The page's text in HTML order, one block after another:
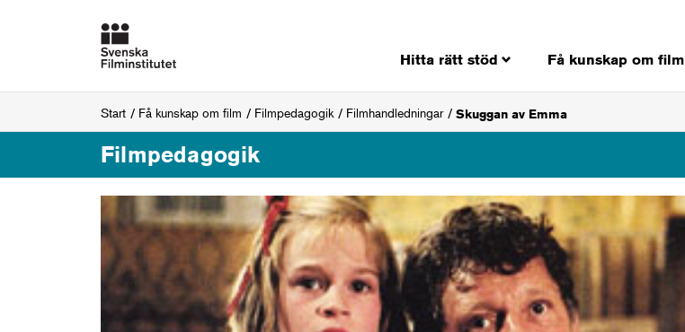
Hitta rätt stöd Få kunskap om film
Start Få kunskap om film Filmpedagogik Filmhandledningar Skuggan av Emma
Filmpedagogik